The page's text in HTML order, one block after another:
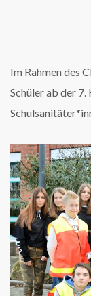
Im Rahmen des
Schüler ab der